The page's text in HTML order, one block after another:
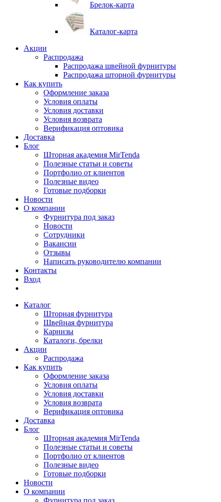
Брелок-карта
Каталог-карта
Акции
Распродажа
Распродажа швейной фурнитуры
Распродажа шторной фурнитуры
Как купить
Оформление заказа
Условия оплаты
Условия доставки
Условия возврата
Верификация оптовика
Доставка
Блог
Шторная академия MirTenda
Полезные статьи и советы
Портфолио от клиентов
Полезные видео
Готовые подборки
Новости
О компании
Фурнитура под заказ
Новости
Сотрудники
Вакансии
Отзывы
Написать руководителю компании
Контакты
Вход
Каталог
Шторная фурнитура
Швейная фурнитура
Карнизы
Каталоги, брелки
Акции
Распродажа
Как купить
Оформление заказа
Условия оплаты
Условия доставки
Условия возврата
Верификация оптовика
Доставка
Блог
Шторная академия MirTenda
Полезные статьи и советы
Портфолио от клиентов
Полезные видео
Готовые подборки
Новости
О компании
Фурнитура под заказ